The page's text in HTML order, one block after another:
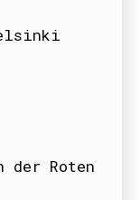
der Roten